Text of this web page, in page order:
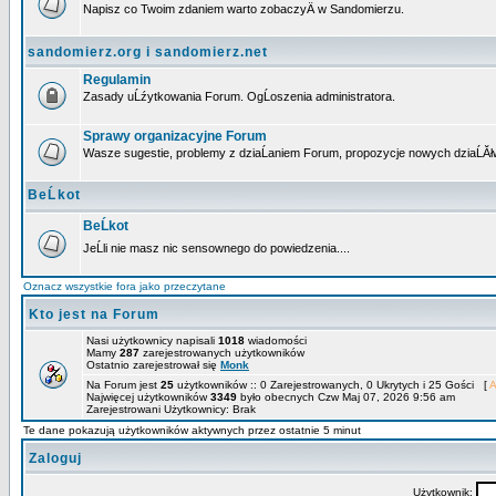
Napisz co Twoim zdaniem warto zobaczyÄ w Sandomierzu.
sandomierz.org i sandomierz.net
Regulamin
Zasady uĹźytkowania Forum. OgĹoszenia administratora.
Sprawy organizacyjne Forum
Wasze sugestie, problemy z dziaĹaniem Forum, propozycje nowych
BeĹkot
BeĹkot
JeĹli nie masz nic sensownego do powiedzenia....
Oznacz wszystkie fora jako przeczytane
Kto jest na Forum
Nasi użytkownicy napisali 1018 wiadomości
Mamy 287 zarejestrowanych użytkowników
Ostatnio zarejestrował się Monk
Na Forum jest 25 użytkowników :: 0 Zarejestrowanych, 0 Ukrytych i 25 Gości [
Najwięcej użytkowników3349 było obecnych Czw Maj 07, 2026 9:56 am
Zarejestrowani Użytkownicy: Brak
Te dane pokazują użytkowników aktywnych przez ostatnie 5 minut
Zaloguj
Użytkownik: